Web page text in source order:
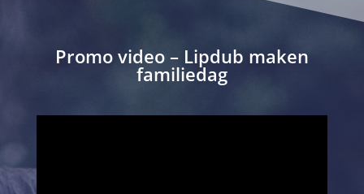
Promo video – Lipdub maken
familiedag